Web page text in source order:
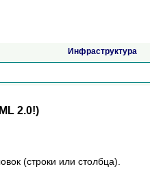
Инфраструктура
2.0!)
(строки или столбца).